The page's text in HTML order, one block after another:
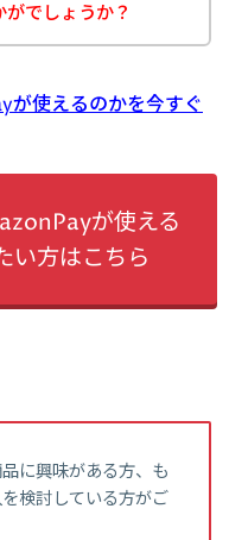
でしょうか？
が使えるのかを今すぐ
が使える
い方はこちら
に興味がある方、も
検討している方がご